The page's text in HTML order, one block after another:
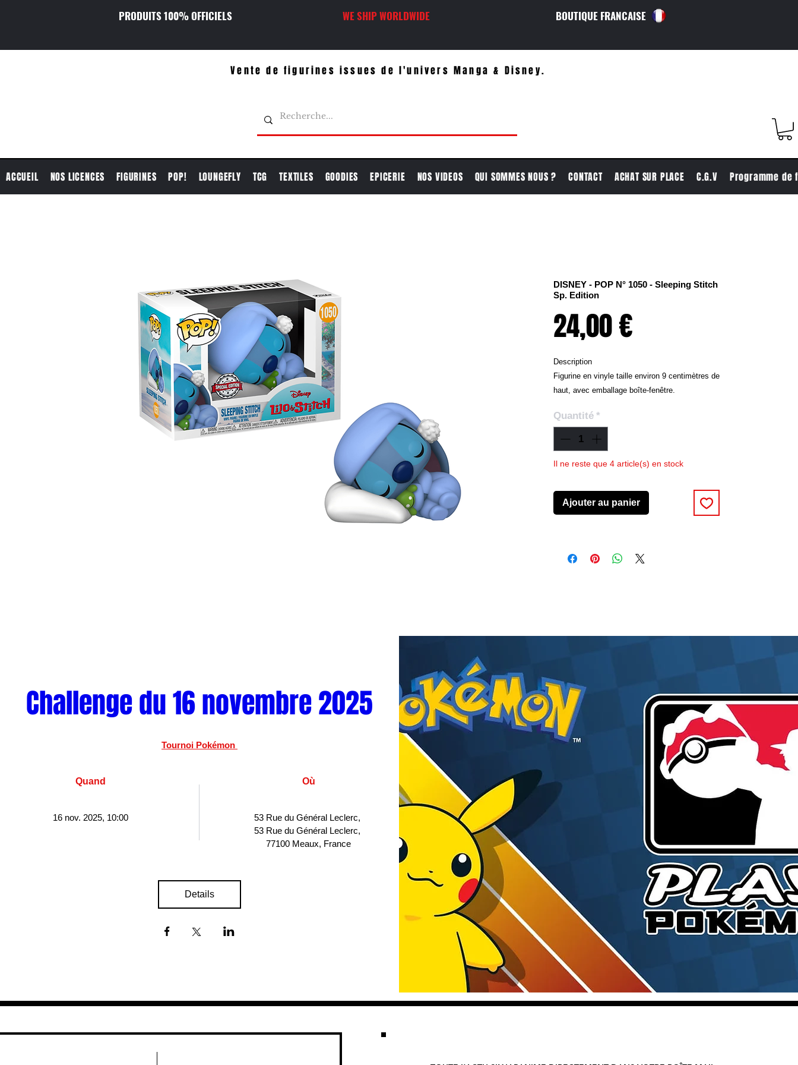
PRODUITS 100% OFFICIELS WE SHIP WORLDWIDE BOUTIQUE FRANCAISE
Vente de figurines issues de l'univers Manga & Disney.
ACCUEIL NOS LICENCES FIGURINES POP! LOUNGEFLY TCG TEXTILES GOODIES EPICERIE NOS VIDEOS QUI SOMMES NOUS ? CONTACT ACHAT SUR PLACE C.G.V Programme de
DISNEY - POP N° 1050 - Sleeping Stitch
Sp. Edition
24,00 €
Description
Figurine en vinyle taille environ 9 centimètres de
haut, avec emballage boîte-fenêtre.
Funko.
fille avec l'extraterrestre le plus recherché de la
qui adopte un petit "chien" laid, qu'elle nomme
Stitch. Stitch serait l'animal de compagnie idéal
son amour, sa foi et sa croyance inébranlable
Quantité *
Il ne reste que 4 article(s) en stock
Ajouter au panier
Challenge du 16 novembre 2025
Tournoi Pokémon
Quand
16 nov. 2025, 10:00
Où
53 Rue du Général Leclerc,
53 Rue du Général Leclerc,
77100 Meaux, France
Details